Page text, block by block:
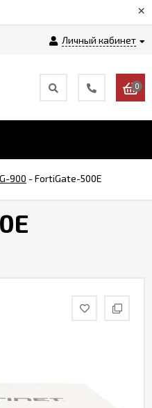
×
Личный кабинет
0
900 -FortiGate-500E